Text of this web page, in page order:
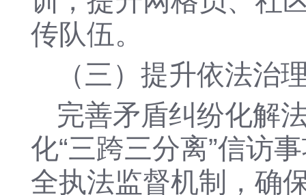
传队伍。
（三）提升依法治
完善矛盾纠纷化解
化“三跨三分离”信访
全执法监督机制，确